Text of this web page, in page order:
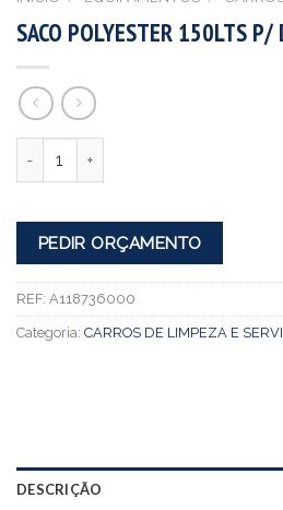
SACO POLYESTER 150LTS P/
PEDIR ORÇAMENTO
REF: A118736000
Categoria: CARROS DE LIMPEZA E
DESCRIÇÃO